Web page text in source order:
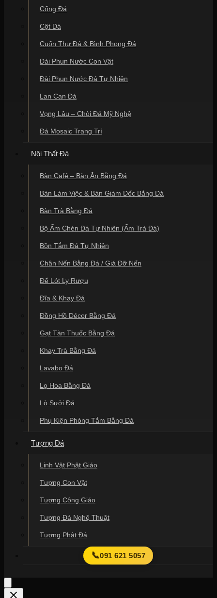
Cổng Đá
Cột Đá
Cuốn Thư Đá & Bình Phong Đá
Đài Phun Nước Con Vật
Đài Phun Nước Đá Tự Nhiên
Lan Can Đá
Vọng Lâu – Chòi Đá Mỹ Nghệ
Đá Mosaic Trang Trí
Nội Thất Đá
Bàn Café – Bàn Ăn Bằng Đá
Bàn Làm Việc & Bàn Giám Đốc Bằng Đá
Bàn Trà Bằng Đá
Bộ Ấm Chén Đá Tự Nhiên (Ấm Trà Đá)
Bồn Tắm Đá Tự Nhiên
Chân Nến Bằng Đá / Giá Đỡ Nến
Đế Lót Ly Rượu
Đĩa & Khay Đá
Đồng Hồ Décor Bằng Đá
Gạt Tàn Thuốc Bằng Đá
Khay Trà Bằng Đá
Lavabo Đá
Lọ Hoa Bằng Đá
Lò Sưởi Đá
Phụ Kiện Phòng Tắm Bằng Đá
Tượng Đá
Linh Vật Phật Giáo
Tượng Con Vật
Tượng Công Giáo
Tượng Đá Nghệ Thuật
Tượng Phật Đá
📞091 621 5057